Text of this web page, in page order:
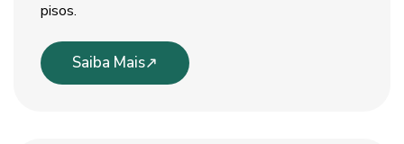
pisos.
Saiba Mais